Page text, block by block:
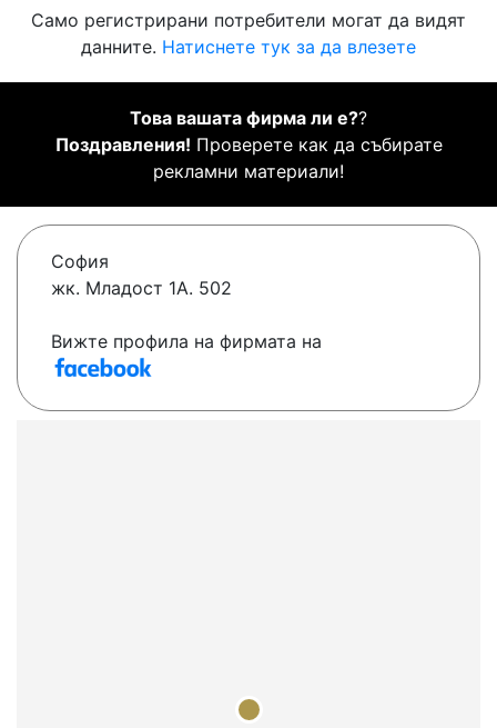
Само регистрирани потребители могат да видят
данните. Натиснете тук за да влезете
Това вашата фирма ли е??
Поздравления! Проверете как да събирате
рекламни материали!
София
жк. Младост 1А. 502
Вижте профила на фирмата на